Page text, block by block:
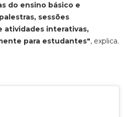
do ensino básico e
sessões
atividades interativas,
para estudantes", explica.